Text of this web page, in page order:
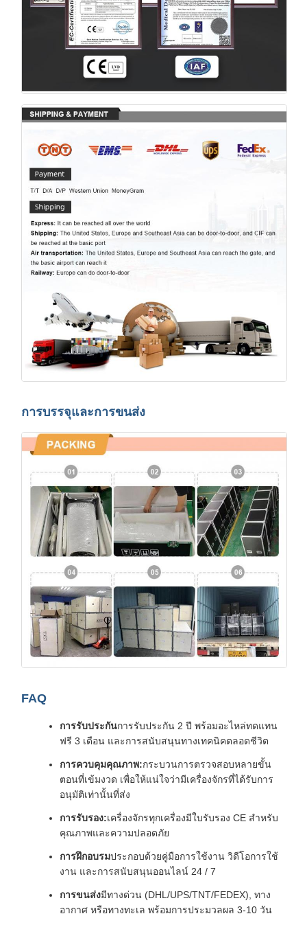
การบรรจุและการขนส่ง
FAQ
การรับประกันการรับประกัน 2 ปี พร้อมอะไหล่ทดแทน
ฟรี 3 เดือน และการสนับสนุนทางเทคนิคตลอดชีวิต
การควบคุมคุณภาพ:กระบวนการตรวจสอบหลายขั้น
ตอนที่เข้มงวด เพื่อให้แน่ใจว่ามีเครื่องจักรที่ได้รับการ
อนุมัติเท่านั้นที่ส่ง
การรับรอง:เครื่องจักรทุกเครื่องมีใบรับรอง CE สําหรับ
คุณภาพและความปลอดภัย
การฝึกอบรมประกอบด้วยคู่มือการใช้งาน วิดีโอการใช้
งาน และการสนับสนุนออนไลน์ 24 / 7
การขนส่งมีทางด่วน (DHL/UPS/TNT/FEDEX), ทาง
อากาศ หรือทางทะเล พร้อมการประมวลผล 3-10 วัน